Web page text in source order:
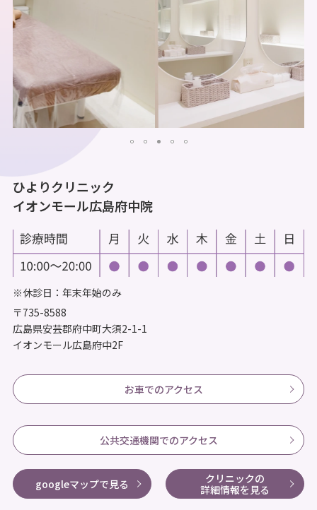
ひよりクリニック
イオンモール広島府中院
※休診日：年末年始のみ
〒735-8588
広島県安芸郡府中町大須2-1-1
イオンモール広島府中2F
お車でのアクセス
公共交通機関でのアクセス
googleマップで見る
クリニックの
詳細情報を見る